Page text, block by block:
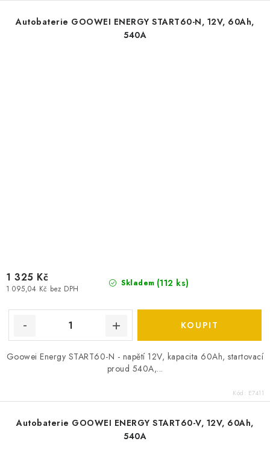
Autobaterie GOOWEI ENERGY START60-N, 12V, 60Ah,
540A
Skladem (112 ks)
1 095,04 Kč bez DPH
1 325 Kč
Goowei Energy START60-N - napětí 12V, kapacita 60Ah, startovací
proud 540A,...
Kód: E7411
Autobaterie GOOWEI ENERGY START60-V, 12V, 60Ah,
540A